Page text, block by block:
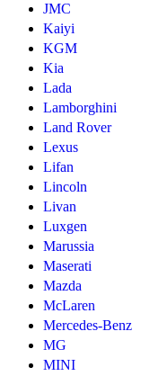
JMC
Kaiyi
KGM
Kia
Lada
Lamborghini
Land Rover
Lexus
Lifan
Lincoln
Livan
Luxgen
Marussia
Maserati
Mazda
McLaren
Mercedes-Benz
MG
MINI